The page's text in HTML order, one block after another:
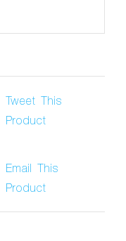
Tweet This
Product
Email This
Product